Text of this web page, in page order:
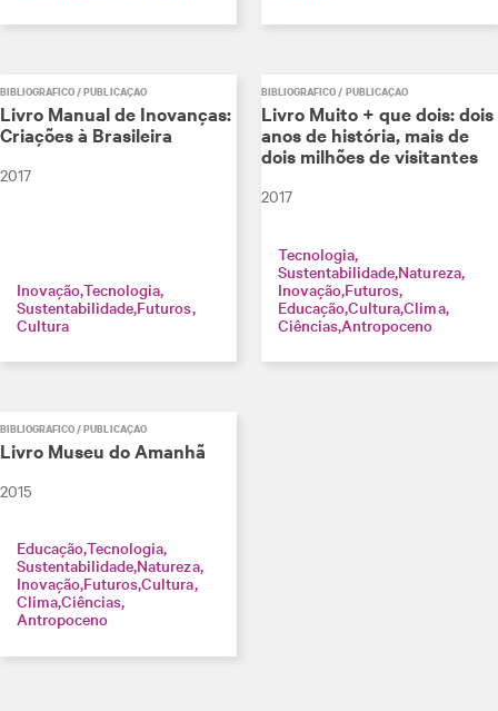
BIBLIOGRÁFICO / PUBLICAÇÃO
Livro Manual de Inovanças:
Criações à Brasileira
2017
InovaçãoTecnologia
SustentabilidadeFuturos
Cultura
BIBLIOGRÁFICO / PUBLICAÇÃO
Livro Muito + que dois: dois
anos de história, mais de
dois milhões de visitantes
2017
Tecnologia
SustentabilidadeNatureza
Inovação Futuros
EducaçãoCulturaClima
CiênciasAntropoceno
BIBLIOGRÁFICO / PUBLICAÇÃO
Livro Museu do Amanhã
2015
EducaçãoTecnologia
SustentabilidadeNatureza
InovaçãoFuturosCultura
ClimaCiências
Antropoceno